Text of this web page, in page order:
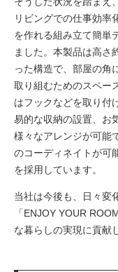
リビングでの仕事効率
を作れる組み立て簡単
ました。本製品は高さ
った構造で、部屋の角
取り組むためのスペー
はフックなどを取り付
易的な収納の設置、お
様々なアレンジが可能
のコーディネイトが可
を採用しています。
当社は今後も、日々変
「ENJOY YOUR
な暮らしの実現に貢献